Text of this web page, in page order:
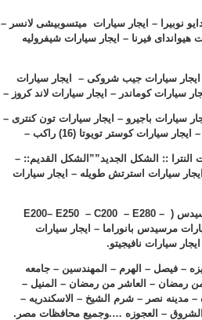
نوبيرا – ايجار سيارات ميتسوبيشى لانسر –
هيوانداى فيرنا – ايجار سيارات شيفروليه
4×4 – ايجار سيارات زيرو – ايجار سيارات جيب شروكى – ايجار سيارات
سيارات كوماندر – ايجار سيارات لاند كروز –
سيارات باجيرو – ايجار سيارات تون كنترى –
سيارات كوستر تويوتا (16) راكب –
النترا :: الشكل الجديد””الشكل القديم:: –
سيارات استرتش طويله – ايجار سيارات
(
E200–E250– C200 – E280 –
مرسيدس بانوراما – ايجار سيارات
سيارات نافيجيتو.
– فيصل – الهرم – المهندسين – جامعه
رمضان – العاشر من رمضان – المنيل –
– مدينه نصر – شرم الشيخ – الاسكندريه –
الشروق – العجوزه ….وجميع محافظات مصر.